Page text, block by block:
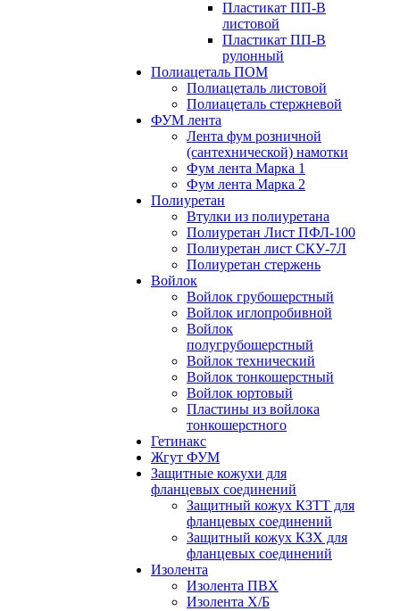
Пластикат ПП-В
листовой
Пластикат ПП-В
рулонный
Полиацеталь ПОМ
Полиацеталь листовой
Полиацеталь стержневой
ФУМ лента
Лента фум розничной
(сантехнической) намотки
Фум лента Марка 1
Фум лента Марка 2
Полиуретан
Втулки из полиуретана
Полиуретан Лист ПФЛ-100
Полиуретан лист СКУ-7Л
Полиуретан стержень
Войлок
Войлок грубошерстный
Войлок иглопробивной
Войлок
полугрубошерстный
Войлок технический
Войлок тонкошерстный
Войлок юртовый
Пластины из войлока
тонкошерстного
Гетинакс
Жгут ФУМ
Защитные кожухи для
фланцевых соединений
Защитный кожух КЗТТ для
фланцевых соединений
Защитный кожух КЗХ для
фланцевых соединений
Изолента
Изолента ПВХ
Изолента Х/Б